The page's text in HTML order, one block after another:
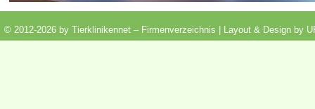
© 2012-2026 by Tierklinikennet – Firmenverzeichnis | Layout & Design by